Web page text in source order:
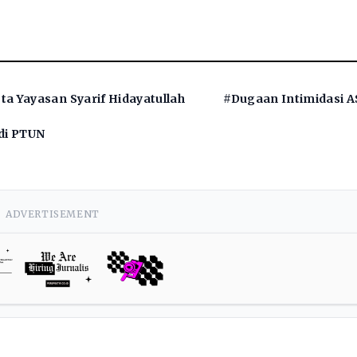
Yayasan Syarif Hidayatullah #Dugaan Intimidasi
PTUN
ADVERTISEMENT